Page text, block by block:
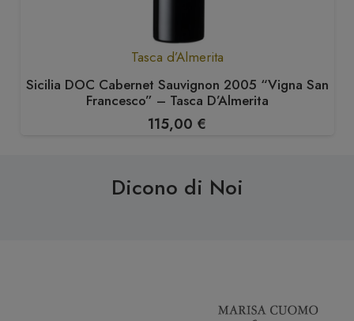
Tasca d’Almerita
Sicilia DOC Cabernet Sauvignon 2005 “Vigna San
Francesco” – Tasca D’Almerita
115,00 €
Dicono di Noi